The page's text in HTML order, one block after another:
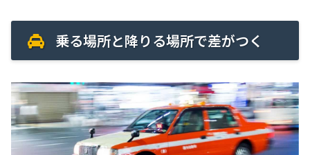
乗る場所と降りる場所で差がつく